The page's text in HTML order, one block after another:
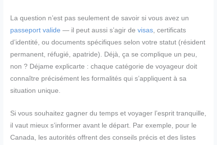
La question n’est pas seulement de savoir si vous avez un
passeport valide — il peut aussi s’agir devisas, certificats
d’identité, ou documents spécifiques selon votre statut (résident
permanent, réfugié, apatride). Déjà, ça se complique un peu,
non ? Déjame explicarte : chaque catégorie de voyageur doit
connaître précisément les formalités qui s’appliquent à sa
situation unique.
Si vous souhaitez gagner du temps et voyager l’esprit tranquille,
il vaut mieux s’informer avant le départ. Par exemple, pour le
Canada, les autorités offrent des conseils précis et des listes